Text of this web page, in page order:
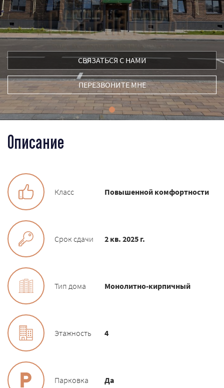
КОНТАКТЫ
ПРОДАВЦУ
ЗАСТРОЙЩИКАМ
СВЯЗАТЬСЯ С НАМИ
ПЕРЕЗВОНИТЕ МНЕ
Описание
Класс Повышенной комфортности
Срок сдачи 2 кв. 2025 г.
Тип дома Монолитно-кирпичный
Этажность 4
Парковка Да